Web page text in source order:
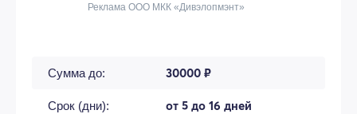
Реклама ООО МКК «Дивэлопмэнт»
Сумма до: 30000 ₽
Срок (дни): от 5 до 16 дней